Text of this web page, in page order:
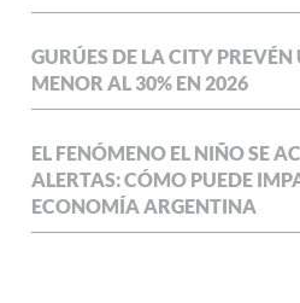
GURÚES DE LA CITY
MENOR AL 30% EN 2026
EL FENÓMENO EL NIÑO SE
ALERTAS: CÓMO PUEDE
ECONOMÍA ARGENTINA